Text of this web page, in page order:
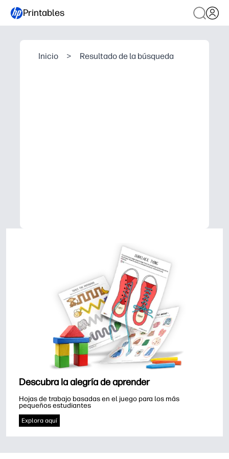
Printables
Inicio > Resultado de la búsqueda
Descubra la alegría de aprender
Hojas de trabajo basadas en el juego para los más
pequeños estudiantes
Explora aquí